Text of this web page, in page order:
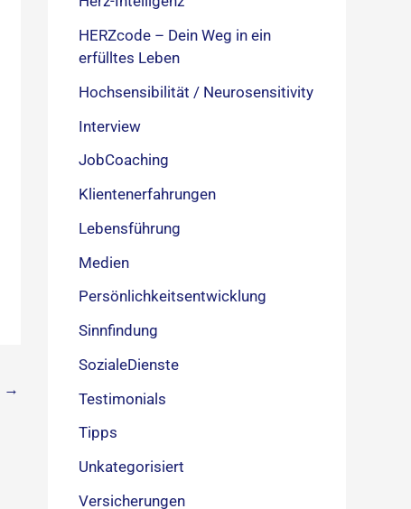
→
HERZcode – Dein Weg in ein
erfülltes Leben
Hochsensibilität / Neurosensitivity
Interview
JobCoaching
Klientenerfahrungen
Lebensführung
Medien
Persönlichkeitsentwicklung
Sinnfindung
SozialeDienste
Testimonials
Tipps
Unkategorisiert
Versicherungen